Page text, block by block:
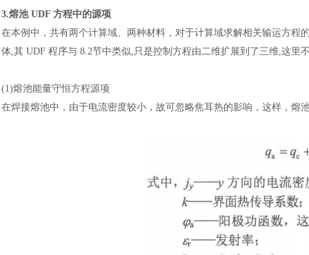
3.熔池 UDF 方程中的源项
在本例中，共有两个计算域、两种材料，对于计算域求解相关输运方程
体,其 UDF 程序与 8.2节中类似,只是控制方程由二维扩展到了三维,这
(1)熔池能量守恒方程源项
在焊接熔池中，由于电流密度较小，故可忽略焦耳热的影响，这样，